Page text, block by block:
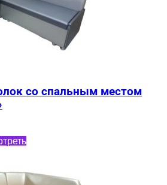
со спальным местом